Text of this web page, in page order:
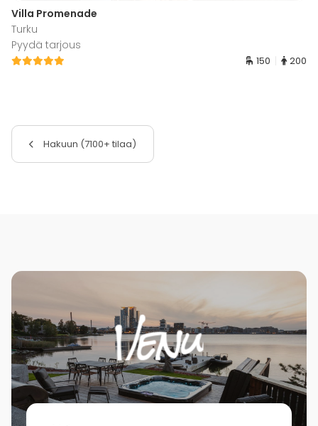
Villa Promenade
Turku
Pyydä tarjous
150 200
Hakuun (7100+ tilaa)